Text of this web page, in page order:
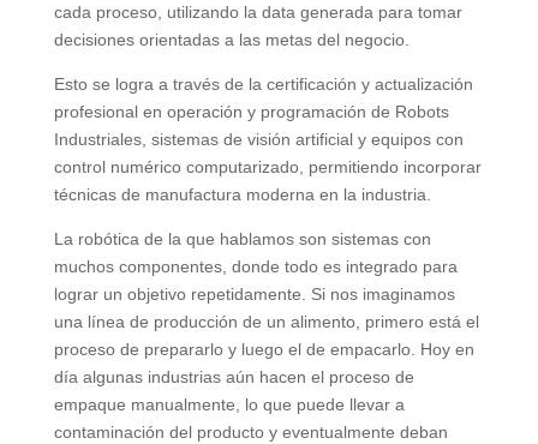
cada proceso, utilizando la data generada para tomar
decisiones orientadas a las metas del negocio.
Esto se logra a través de la certificación y actualización
profesional en operación y programación de Robots
Industriales, sistemas de visión artificial y equipos con
control numérico computarizado, permitiendo incorporar
técnicas de manufactura moderna en la industria.
La robótica de la que hablamos son sistemas con
muchos componentes, donde todo es integrado para
lograr un objetivo repetidamente. Si nos imaginamos
una línea de producción de un alimento, primero está el
proceso de prepararlo y luego el de empacarlo. Hoy en
día algunas industrias aún hacen el proceso de
empaque manualmente, lo que puede llevar a
contaminación del producto y eventualmente deban